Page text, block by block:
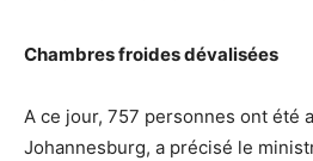
Chambres froides dévalisées
A ce jour, 757 personnes ont été
Johannesburg, a précisé le